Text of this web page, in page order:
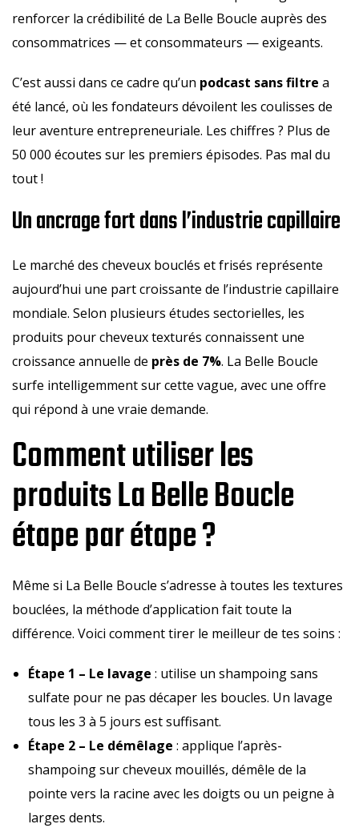
renforcer la crédibilité de La Belle Boucle auprès des
consommatrices — et consommateurs — exigeants.
C’est aussi dans ce cadre qu’un podcast sans filtre a
été lancé, où les fondateurs dévoilent les coulisses de
leur aventure entrepreneuriale. Les chiffres ? Plus de
50 000 écoutes sur les premiers épisodes. Pas mal du
tout !
Un ancrage fort dans l’industrie capillaire
Le marché des cheveux bouclés et frisés représente
aujourd’hui une part croissante de l’industrie capillaire
mondiale. Selon plusieurs études sectorielles, les
produits pour cheveux texturés connaissent une
croissance annuelle de près de 7%. La Belle Boucle
surfe intelligemment sur cette vague, avec une offre
qui répond à une vraie demande.
Comment utiliser les
produits La Belle Boucle
étape par étape ?
Même si La Belle Boucle s’adresse à toutes les textures
bouclées, la méthode d’application fait toute la
différence. Voici comment tirer le meilleur de tes soins :
Étape 1 – Le lavage : utilise un shampoing sans
sulfate pour ne pas décaper les boucles. Un lavage
tous les 3 à 5 jours est suffisant.
Étape 2 – Le démêlage : applique l’après-
shampoing sur cheveux mouillés, démêle de la
pointe vers la racine avec les doigts ou un peigne à
larges dents.